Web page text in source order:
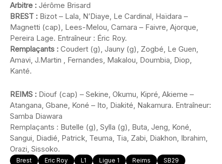
Arbitre : Jérôme Brisard
BREST : Bizot – Lala, N’Diaye, Le Cardinal, Haïdara –
Magnetti (cap), Lees-Melou, Camara – Faivre, Ajorque,
Pereira Lage. Entraîneur : Éric Roy.
Remplaçants : Coudert (g), Jauny (g), Zogbé, Le Guen,
Amavi, J.Martin , Fernandes, Makalou, Doumbia, Diop,
Kanté.
REIMS : Diouf (cap) – Sekine, Okumu, Kipré, Akieme –
Atangana, Gbane, Koné – Ito, Diakité, Nakamura. Entraîneur:
Samba Diawara
Remplaçants : Butelle (g), Sylla (g), Buta, Jeng, Koné,
Sangui, Diadié, Patrick, Teuma, Tia, Zabi, Diakhon, Ibrahim,
Orazi, Sissoko.
Brest Eric Roy L1 Ligue 1 Reims SB29